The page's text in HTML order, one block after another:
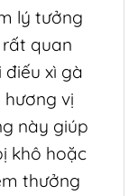
lý tưởng
quan
xì gà
vị
này giúp
khô hoặc
thưởng